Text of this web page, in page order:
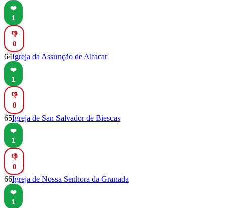
❤️
1
👎
0
64Igreja da Assunção de Alfacar
❤️
1
👎
0
65Igreja de San Salvador de Biescas
❤️
1
👎
0
66Igreja de Nossa Senhora da Granada
❤️
1